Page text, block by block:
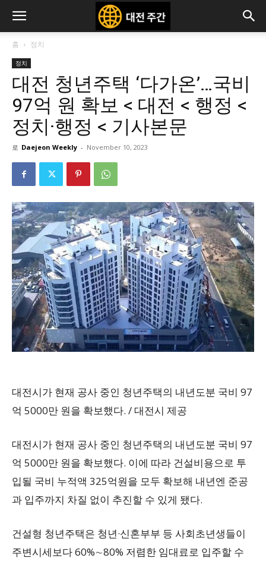
홈 정치
정치
대전 청년주택 ‘다가온’…국비
97억 원 확보 < 대전 < 행정 <
정치·행정 < 기사본문
로 Daejeon Weekly - November 10, 2023
대전시가 현재 공사 중인 청년주택의 내년도분 국비 97
억 5000만 원을 확보했다. / 대전시 제공
대전시가 현재 공사 중인 청년주택의 내년도분 국비 97
억 5000만 원을 확보했다. 이에 따라 건설비용으로 투
입될 국비 누적액 325억원을 모두 확보해 내년엔 준공
과 입주까지 차질 없이 추진할 수 있게 됐다.
건설형 청년주택은 청년·신혼부부 등 사회초년생들이
주변시세보다 60%∼80% 저렴한 임대료로 입주할 수